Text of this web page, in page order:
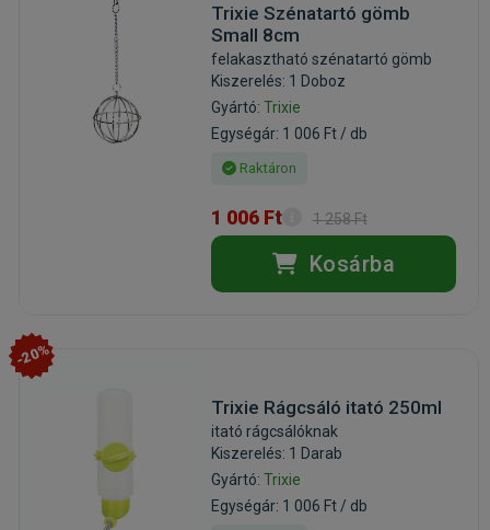
Trixie Szénatartó gömb
Small 8cm
felakasztható szénatartó gömb
Kiszerelés: 1 Doboz
Gyártó: Trixie
Egységár: 1 006 Ft / db
Raktáron
1 006 Ft 1 258 Ft
Kosárba
-20%
Trixie Rágcsáló itató 250ml
itató rágcsálóknak
Kiszerelés: 1 Darab
Gyártó: Trixie
Egységár: 1 006 Ft / db